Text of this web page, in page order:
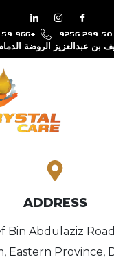
+966 59 799 9489
بن عبدالعزيز الروضة
ADDRESS
Bin Abdulaziz
Eastern Province,